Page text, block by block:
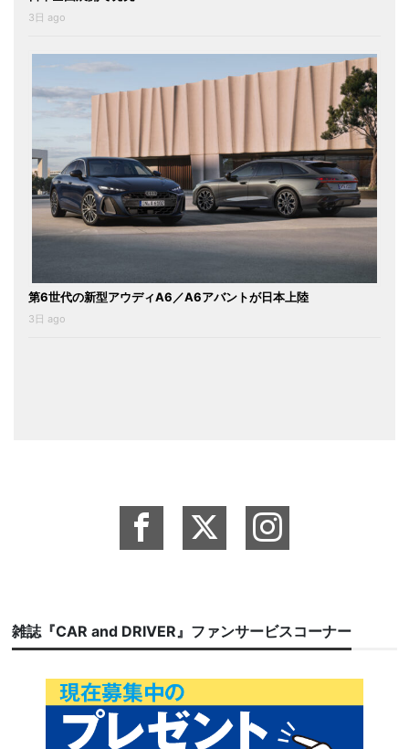
3日 ago
第6世代の新型アウディA6／A6アバントが日本上陸
3日 ago
雑誌『CAR and DRIVER』ファンサービスコーナー